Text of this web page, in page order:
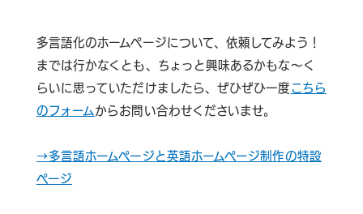
多言語化のホームページについて、依頼してみよう！
までは行かなくとも、ちょっと興味あるかもな～く
らいに思っていただけましたら、ぜひぜひ一度 こちら
のフォーム からお問い合わせくださいませ。
→多言語ホームページと英語ホームページ制作の特設
ページ